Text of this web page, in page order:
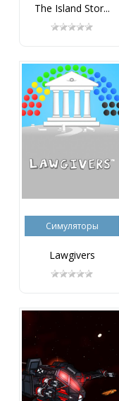
The Island Stor...
Симуляторы
Lawgivers